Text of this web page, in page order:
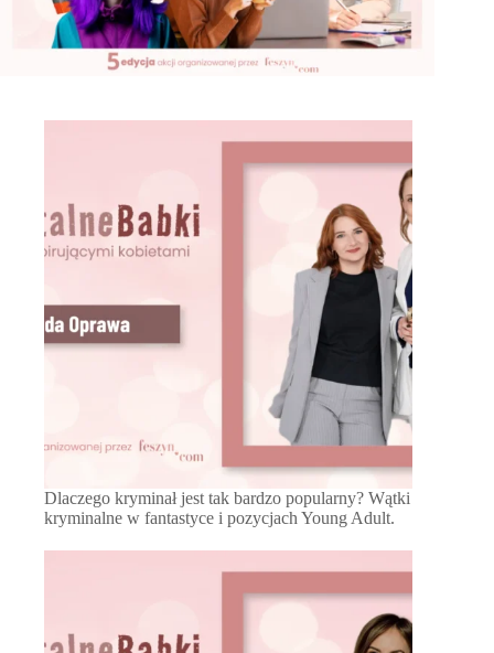
Dlaczego kryminał jest tak bardzo popularny? Wątki
kryminalne w fantastyce i pozycjach Young Adult.